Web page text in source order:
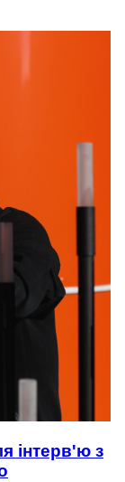
інтерв'ю з